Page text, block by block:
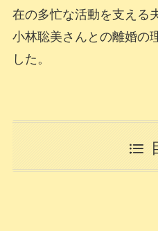
在の多忙な活動を支える
小林聡美さんとの離婚の
した。